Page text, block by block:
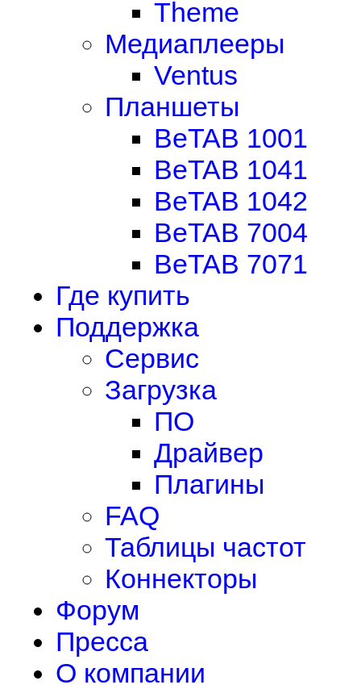
Theme
Медиаплееры
Ventus
Планшеты
BeTAB 1001
BeTAB 1041
BeTAB 1042
BeTAB 7004
BeTAB 7071
Где купить
Поддержка
Сервис
Загрузка
ПО
Драйвер
Плагины
FAQ
Таблицы частот
Коннекторы
Форум
Пресса
О компании